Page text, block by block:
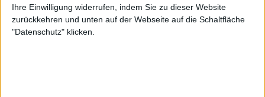
Ihre Einwilligung widerrufen, indem Sie zu dieser Website
zurückkehren und unten auf der Webseite auf die Schaltfläche
"Datenschutz" klicken.